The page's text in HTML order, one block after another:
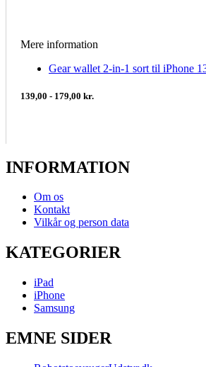
Mere information
Gear wallet 2-in-1 sort til iPhone
139,00 - 179,00 kr.
INFORMATION
Om os
Kontakt
Vilkår og person data
KATEGORIER
iPad
iPhone
Samsung
EMNE SIDER